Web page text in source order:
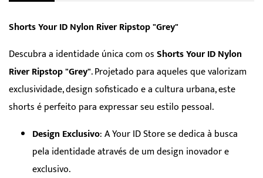
Shorts Your ID Nylon River Ripstop "Grey"
Descubra a identidade única com osShorts Your ID Nylon
River Ripstop "Grey". Projetado para aqueles que valorizam
exclusividade, design sofisticado e a cultura urbana, este
shorts é perfeito para expressar seu estilo pessoal.
Design Exclusivo: A Your ID Store se dedica à busca
pela identidade através de um design inovador e
exclusivo.